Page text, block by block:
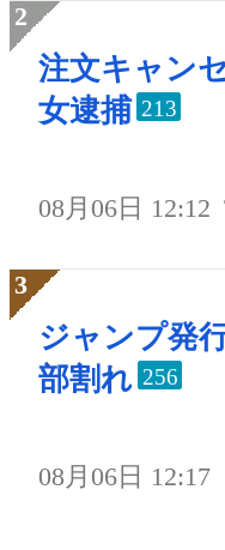
注文キャン
女逮捕 213
08月06日 12:12
ジャンプ発
部割れ 256
08月06日 12:17